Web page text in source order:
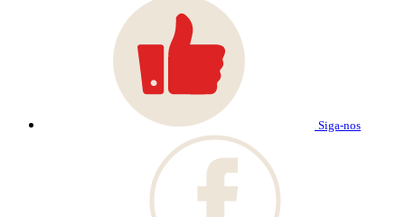
Siga-nos